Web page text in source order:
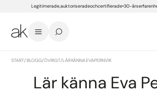
Legitimerade, auktoriserade och certifierade 30-års
START/BLOGG/ÖVRIGT/LÄR KÄNNA EVA PERNVIK
Lär känna Eva